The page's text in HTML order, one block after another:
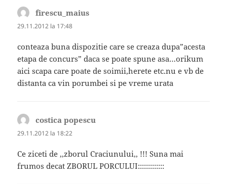
firescu_maius
29.11.2012 la 17:48
conteaza buna dispozitie care se creaza dupa”acesta
etapa de concurs” daca se poate spune asa…orikum
aici scapa care poate de soimii,herete etc.nu e vb de
distanta ca vin porumbei si pe vreme urata
costica popescu
29.11.2012 la 18:22
Ce ziceti de ,,zborul Craciunului,, !!! Suna mai
frumos decat ZBORUL PORCULUI:::::::::::::